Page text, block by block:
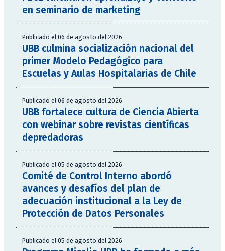
en seminario de marketing
Publicado el 06 de agosto del 2026
UBB culmina socialización nacional del
primer Modelo Pedagógico para
Escuelas y Aulas Hospitalarias de Chile
Publicado el 06 de agosto del 2026
UBB fortalece cultura de Ciencia Abierta
con webinar sobre revistas científicas
depredadoras
Publicado el 05 de agosto del 2026
Comité de Control Interno abordó
avances y desafíos del plan de
adecuación institucional a la Ley de
Protección de Datos Personales
Publicado el 05 de agosto del 2026